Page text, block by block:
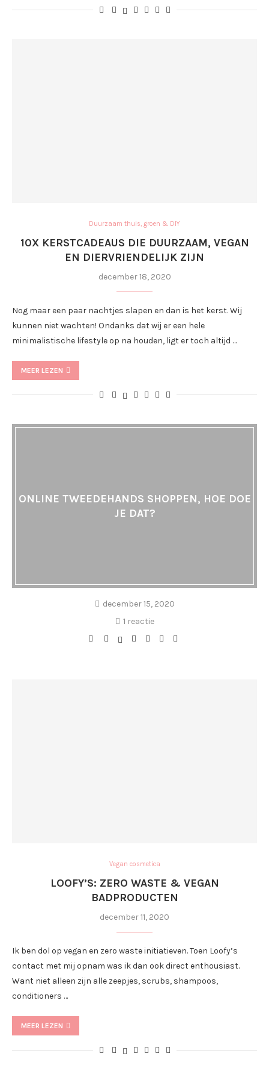
Duurzaam thuis, groen & DIY
10X KERSTCADEAUS DIE DUURZAAM, VEGAN
EN DIERVRIENDELIJK ZIJN
december 18, 2020
Nog maar een paar nachtjes slapen en dan is het kerst. Wij
kunnen niet wachten! Ondanks dat wij er een hele
minimalistische lifestyle op na houden, ligt er toch altijd …
MEER LEZEN
ONLINE TWEEDEHANDS SHOPPEN, HOE DOE
JE DAT?
december 15, 2020
1 reactie
Vegan cosmetica
LOOFY’S: ZERO WASTE & VEGAN
BADPRODUCTEN
december 11, 2020
Ik ben dol op vegan en zero waste initiatieven. Toen Loofy’s
contact met mij opnam was ik dan ook direct enthousiast.
Want niet alleen zijn alle zeepjes, scrubs, shampoos,
conditioners …
MEER LEZEN